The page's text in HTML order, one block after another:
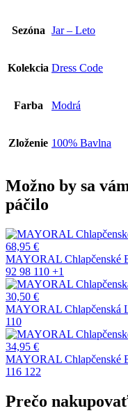
Sezóna Jar – Leto
Kolekcia Dress Code
Farba Modrá
Zloženie 100% Bavlna
Možno by sa
páčilo
68,95 €
MAYORAL Chlapčenské
92 98 110 +1
30,50 €
MAYORAL Chlapčenská
110
34,95 €
MAYORAL Chlapčenské
116 122
Prečo